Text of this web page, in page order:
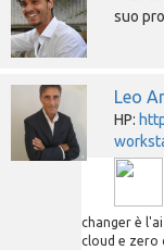
suo
Leo
HP:
changer è
cloud e zero